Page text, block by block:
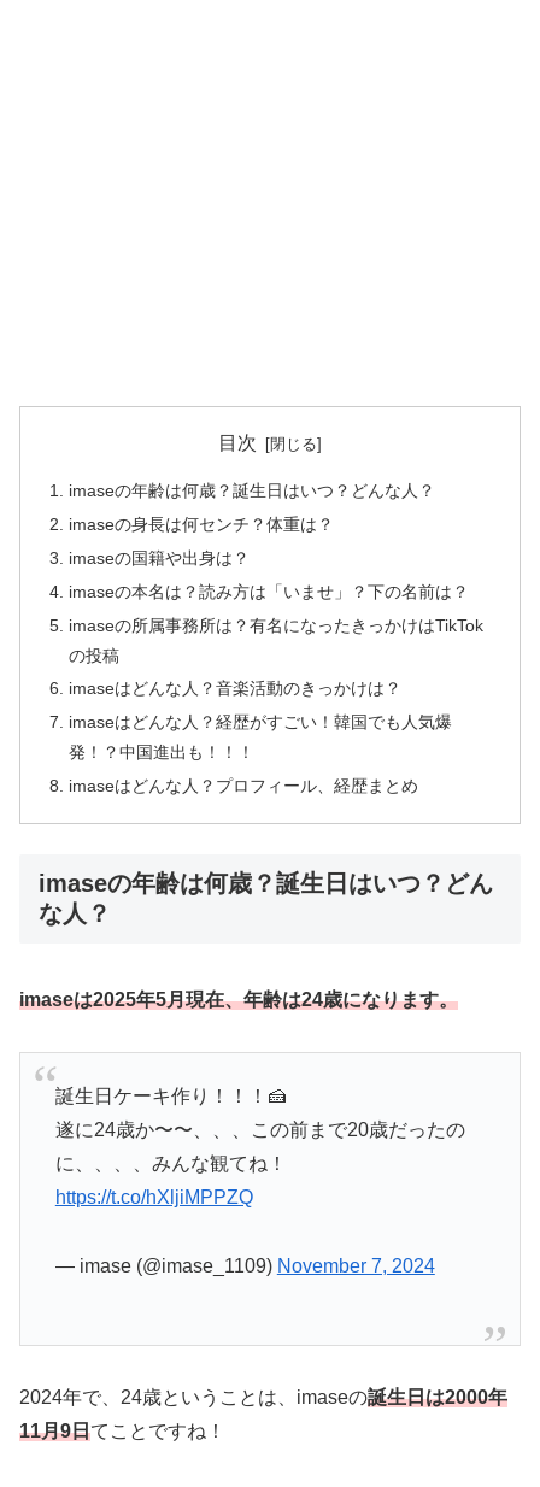
目次
imaseの年齢は何歳？誕生日はいつ？どんな人？
imaseの身長は何センチ？体重は？
imaseの国籍や出身は？
imaseの本名は？読み方は「いませ」？下の名前は？
imaseの所属事務所は？有名になったきっかけはTikTok
の投稿
imaseはどんな人？音楽活動のきっかけは？
imaseはどんな人？経歴がすごい！韓国でも人気爆
発！？中国進出も！！！
imaseはどんな人？プロフィール、経歴まとめ
imaseの年齢は何歳？誕生日はいつ？どん
な人？
imaseは2025年5月現在、年齢は24歳になります。
誕生日ケーキ作り！！！🍰
遂に24歳か〜〜、、、この前まで20歳だったの
に、、、、みんな観てね！
https://t.co/hXljiMPPZQ
— imase (@imase_1109) November 7, 2024
2024年で、24歳ということは、imaseの誕生日は2000年
11月9日てことですね！